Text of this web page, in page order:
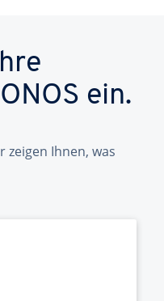
ein.
zeigen Ihnen, was